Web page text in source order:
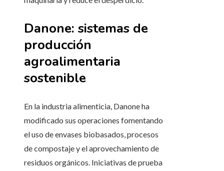
Danone: sistemas de
producción
agroalimentaria
sostenible
En la industria alimenticia, Danone ha
modificado sus operaciones fomentando
el uso de envases biobasados, procesos
de compostaje y el aprovechamiento de
residuos orgánicos. Iniciativas de prueba